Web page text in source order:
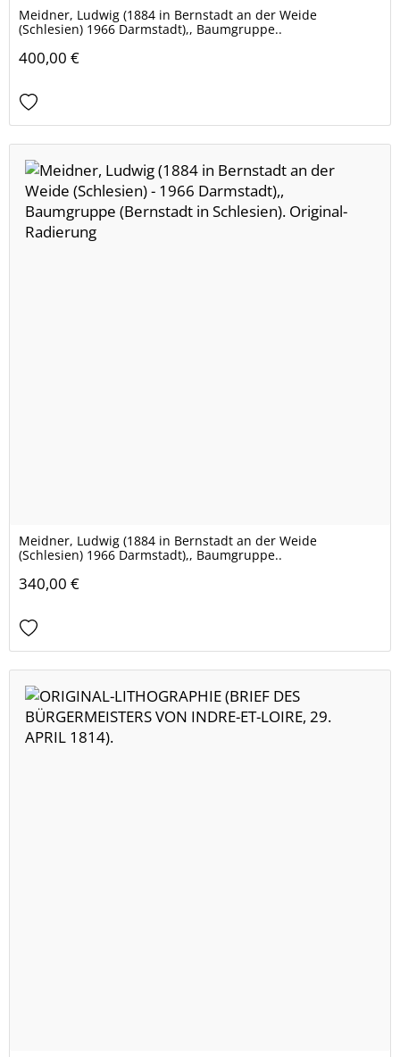
Meidner, Ludwig (1884 in Bernstadt an der Weide
(Schlesien) 1966 Darmstadt),, Baumgruppe..
400,00 €
Meidner, Ludwig (1884 in Bernstadt an der Weide
(Schlesien) 1966 Darmstadt),, Baumgruppe..
340,00 €